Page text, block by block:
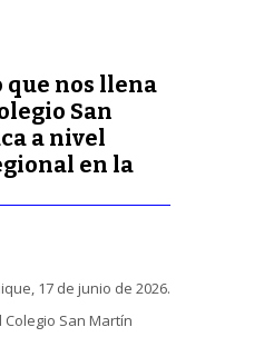
nos llena
San
a nivel
en la
17 de junio de 2026.
San Martín